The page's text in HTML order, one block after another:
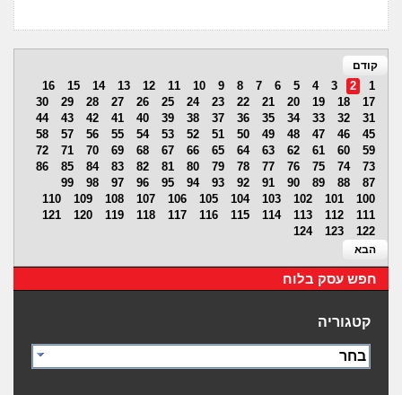
קודם
1
2
3
4
5
6
7
8
9
10
11
12
13
14
15
16
17
18
19
20
21
22
23
24
25
26
27
28
29
30
31
32
33
34
35
36
37
38
39
40
41
42
43
44
45
46
47
48
49
50
51
52
53
54
55
56
57
58
59
60
61
62
63
64
65
66
67
68
69
70
71
72
73
74
75
76
77
78
79
80
81
82
83
84
85
86
87
88
89
90
91
92
93
94
95
96
97
98
99
100
101
102
103
104
105
106
107
108
109
110
111
112
113
114
115
116
117
118
119
120
121
122
123
124
הבא
חפש עסק בלוח
קטגוריה
בחר